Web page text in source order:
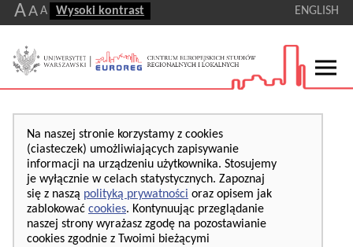
AA A Wysoki kontrast ENGLISH
Na naszej stronie korzystamy z cookies
(ciasteczek) umożliwiających zapisywanie
informacji na urządzeniu użytkownika. Stosujemy
je wyłącznie w celach statystycznych. Zapoznaj
się z naszą polityką prywatności oraz opisem jak
zablokować cookies. Kontynuując przeglądanie
naszej strony wyrażasz zgodę na pozostawianie
cookies zgodnie z Twoimi bieżącymi